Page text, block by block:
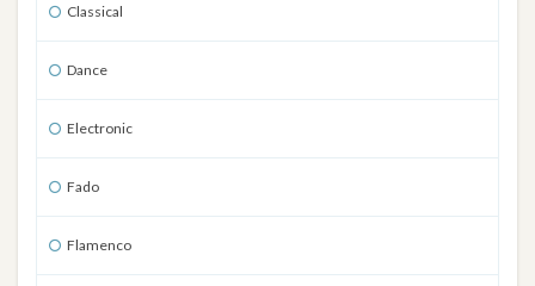
Classical
Dance
Electronic
Fado
Flamenco